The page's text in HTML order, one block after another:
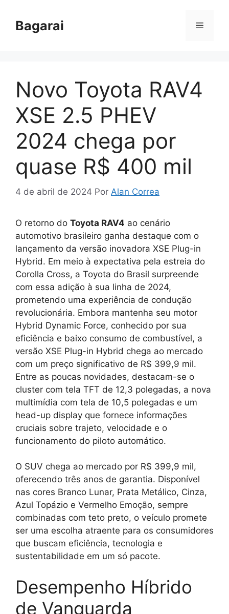
paraBagarai Menu
Novo Toyota RAV4
XSE 2.5 PHEV
2024 chega por
quase R$ 400 mil
4 de abril de 2024 Por Alan Correa
O retorno do Toyota RAV4 ao cenário
automotivo brasileiro ganha destaque com o
lançamento da versão inovadora XSE Plug-in
Hybrid. Em meio à expectativa pela estreia do
Corolla Cross, a Toyota do Brasil surpreende
com essa adição à sua linha de 2024,
prometendo uma experiência de condução
revolucionária. Embora mantenha seu motor
Hybrid Dynamic Force, conhecido por sua
eficiência e baixo consumo de combustível, a
versão XSE Plug-in Hybrid chega ao mercado
com um preço significativo de R$ 399,9 mil.
Entre as poucas novidades, destacam-se o
cluster com tela TFT de 12,3 polegadas, a nova
multimídia com tela de 10,5 polegadas e um
head-up display que fornece informações
cruciais sobre trajeto, velocidade e o
funcionamento do piloto automático.
O SUV chega ao mercado por R$ 399,9 mil,
oferecendo três anos de garantia. Disponível
nas cores Branco Lunar, Prata Metálico, Cinza,
Azul Topázio e Vermelho Emoção, sempre
combinadas com teto preto, o veículo promete
ser uma escolha atraente para os consumidores
que buscam eficiência, tecnologia e
sustentabilidade em um só pacote.
Desempenho Híbrido
de Vanguarda